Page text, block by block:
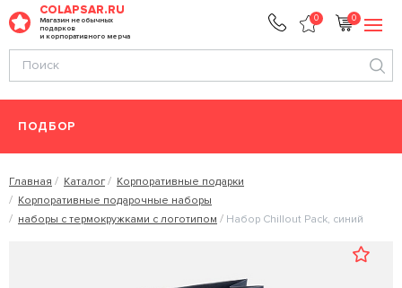
COLAPSAR.RU
Магазин необычных
подарков
и корпоративного мерча
0 0
ПОДБОР
Главная Каталог
Корпоративные подарки
Корпоративные подарочные наборы
наборы с термокружками с логотипом
Набор Chillout Pack, синий